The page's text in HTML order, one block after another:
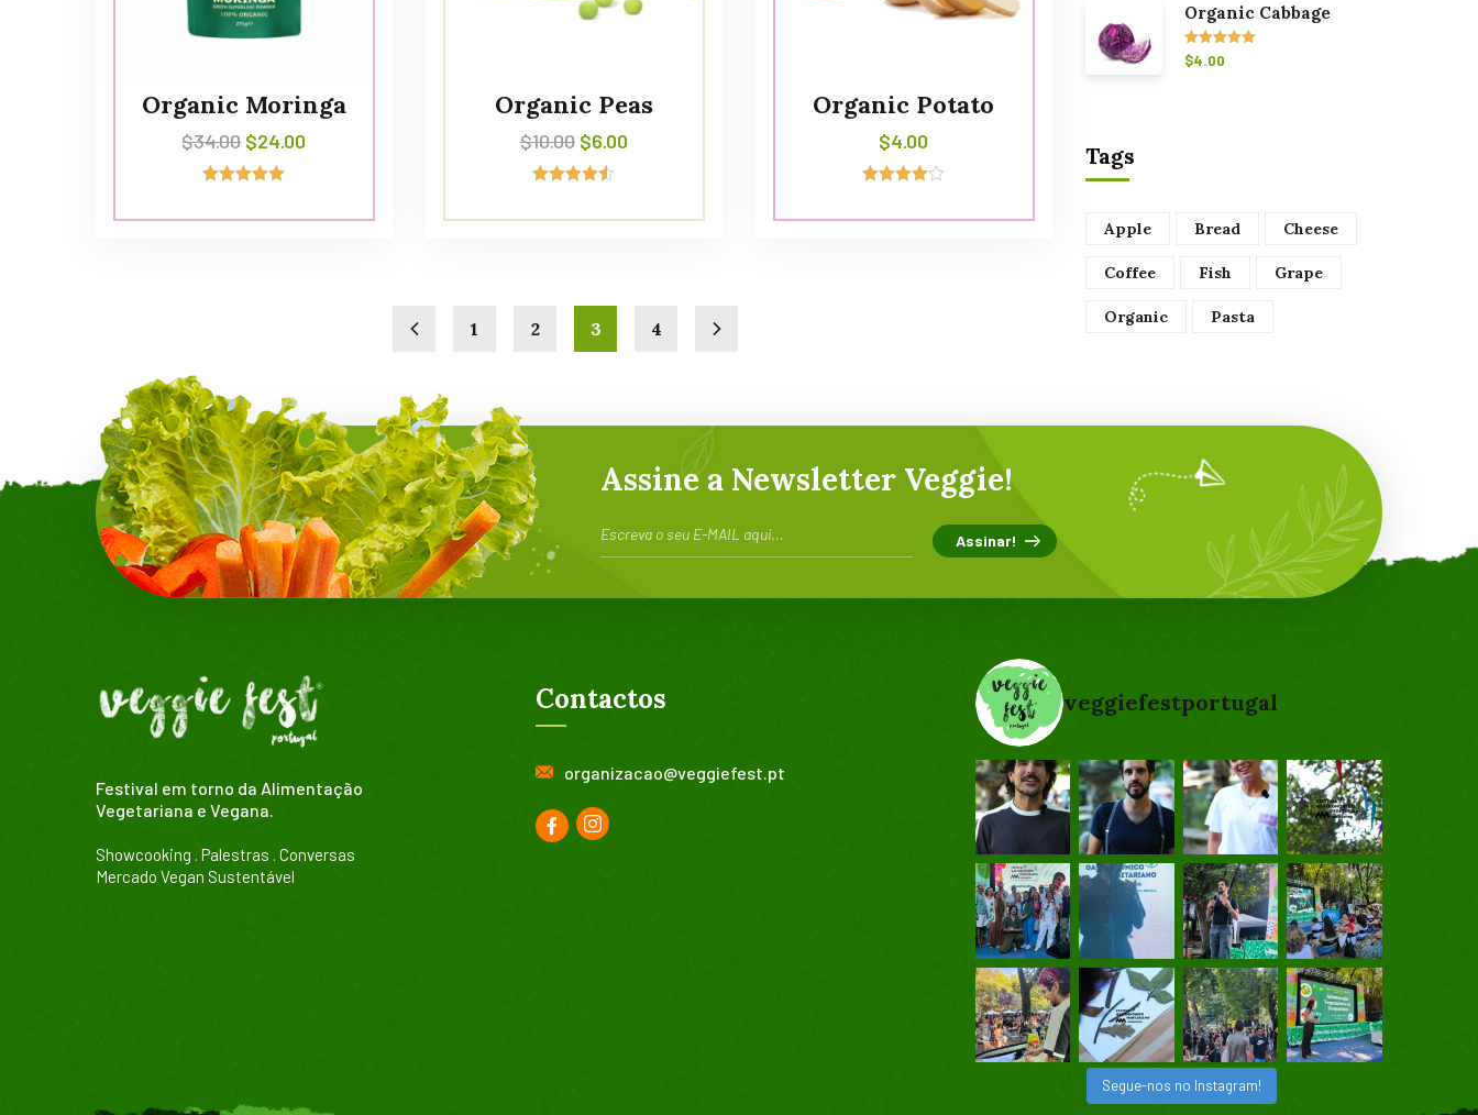
Organic Moringa
$34.00 $24.00
de 5
Organic Peas
$10.00 $6.00
de 5
Organic Potato
$4.00
de 5
1 2 3 4
Organic Cabbage
Avaliação
5.00de 5
$4.00
Tags
Apple Bread Cheese
Coffee Fish Grape
Organic Pasta
Assine a Newsletter Veggie!
Festival em torno da Alimentação
Vegetariana e Vegana.
Showcooking . Palestras . Conversas
Mercado Vegan Sustentável
Contactos
organizacao@veggiefest.pt
veggiefestportugal
Segue-nos no Instagram!